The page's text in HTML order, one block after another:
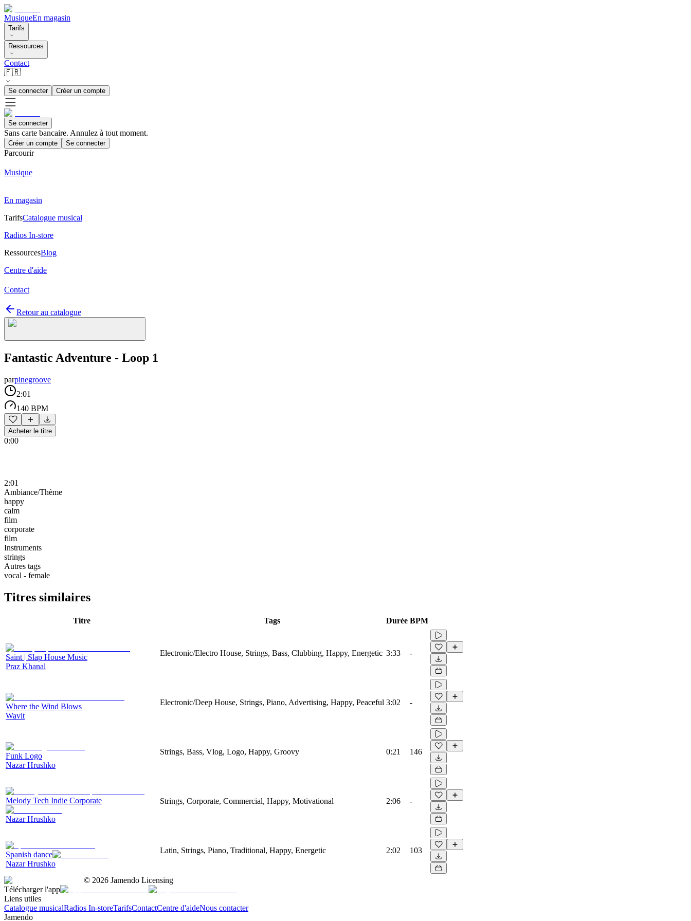
MusiqueEn magasin
Tarifs
Ressources
Contact
🇫🇷
Se connecter Créer un compte
Se connecter
Sans carte bancaire. Annulez à tout moment.
Créer un compte Se connecter
Parcourir
Musique
En magasin
TarifsCatalogue musical
Radios In-store
RessourcesBlog
Centre d'aide
Contact
Retour au catalogue
Fantastic Adventure - Loop 1
parpinegroove
2:01
140 BPM
Acheter le titre
0:00
2:01
Ambiance/Thème
happy
calm
film
corporate
film
Instruments
strings
Autres tags
vocal - female
Titres similaires
Titre Tags Durée BPM
Saint | Slap House Music
Praz Khanal
Electronic/Electro House, Strings, Bass, Clubbing, Happy, Energetic 3:33 -
Where the Wind Blows
Wavit
Electronic/Deep House, Strings, Piano, Advertising, Happy, Peaceful 3:02 -
Funk Logo
Nazar Hrushko
Strings, Bass, Vlog, Logo, Happy, Groovy 0:21 146
Melody Tech Indie Corporate
Nazar Hrushko
Strings, Corporate, Commercial, Happy, Motivational 2:06 -
Spanish dance
Nazar Hrushko
Latin, Strings, Piano, Traditional, Happy, Energetic 2:02 103
© 2026 Jamendo Licensing
Télécharger l'app
Liens utiles
Catalogue musicalRadios In-storeTarifsContactCentre d'aideNous contacter
Jamendo